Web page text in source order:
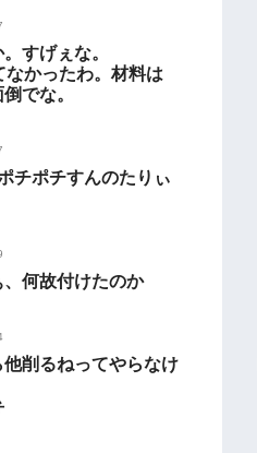
すげぇな。
かったわ。材料は
でな。
チポチすんのたりぃ
何故付けたのか
削るねってやらなけ